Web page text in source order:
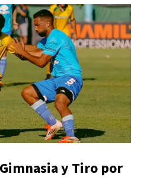
y Tiro por